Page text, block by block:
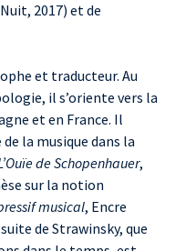
2017) et de
et traducteur. Au
il s’oriente vers la
et en France. Il
la musique dans la
de Schopenhauer,
sur la notion
musical, Encre
de Strawinsky, que